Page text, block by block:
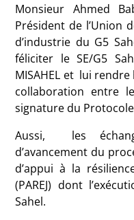
Monsieur Ahmed
Président de l’Union
d’industrie du G5
féliciter le SE/G5
MISAHEL et lui
collaboration entre
signature du
Aussi, les
d’avancement du
d’appui à la
(PAREJ) dont
Sahel.